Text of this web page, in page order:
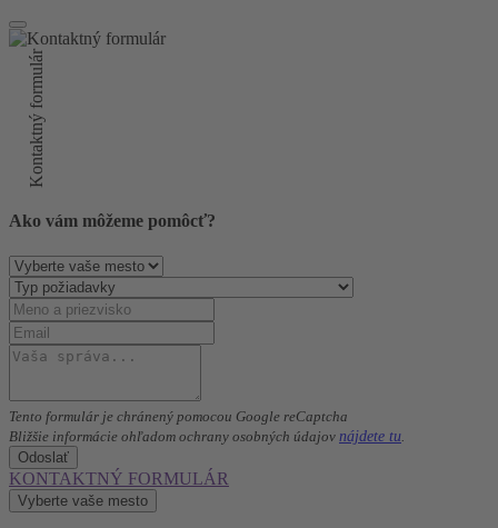
Kontaktný formulár
Ako vám môžeme pomôcť?
Tento formulár je chránený pomocou Google reCaptcha
Bližšie informácie ohľadom ochrany osobných údajov nájdete tu
Odoslať
KONTAKTNÝ FORMULÁR
Vyberte vaše mesto